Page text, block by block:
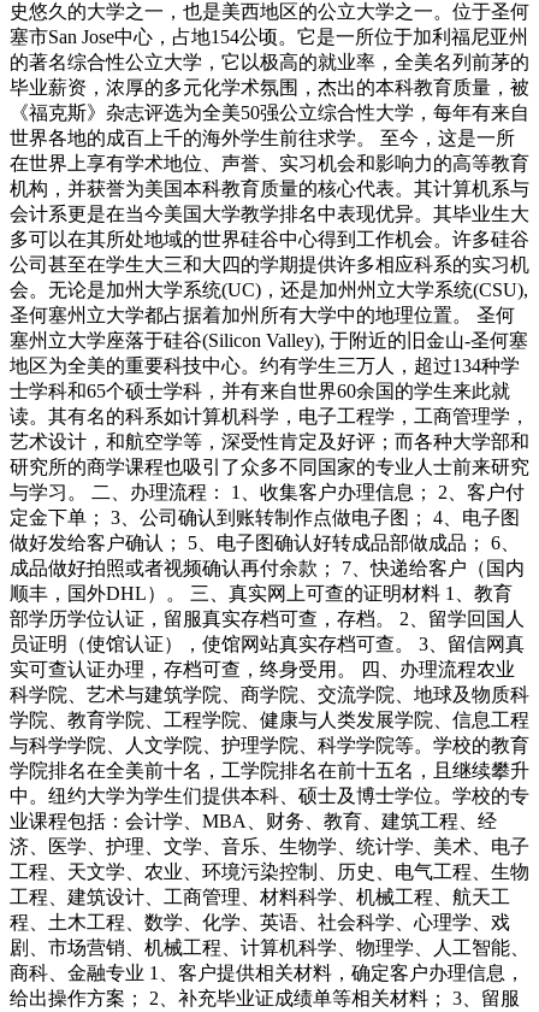
史悠久的大学之一，也是美西地区的公立大学之一。位于圣何
塞市San Jose中心，占地154公顷。它是一所位于加利福尼亚州
的著名综合性公立大学，它以极高的就业率，全美名列前茅的
毕业薪资，浓厚的多元化学术氛围，杰出的本科教育质量，被
《福克斯》杂志评选为全美50强公立综合性大学，每年有来自
世界各地的成百上千的海外学生前往求学。 至今，这是一所
在世界上享有学术地位、声誉、实习机会和影响力的高等教育
机构，并获誉为美国本科教育质量的核心代表。其计算机系与
会计系更是在当今美国大学教学排名中表现优异。其毕业生大
多可以在其所处地域的世界硅谷中心得到工作机会。许多硅谷
公司甚至在学生大三和大四的学期提供许多相应科系的实习机
会。无论是加州大学系统(UC)，还是加州州立大学系统(CSU),
圣何塞州立大学都占据着加州所有大学中的地理位置。 圣何
塞州立大学座落于硅谷(Silicon Valley), 于附近的旧金山-圣何塞
地区为全美的重要科技中心。约有学生三万人，超过134种学
士学科和65个硕士学科，并有来自世界60余国的学生来此就
读。其有名的科系如计算机科学，电子工程学，工商管理学，
艺术设计，和航空学等，深受性肯定及好评；而各种大学部和
研究所的商学课程也吸引了众多不同国家的专业人士前来研究
与学习。 二、办理流程： 1、收集客户办理信息； 2、客户付
定金下单； 3、公司确认到账转制作点做电子图； 4、电子图
做好发给客户确认； 5、电子图确认好转成品部做成品； 6、
成品做好拍照或者视频确认再付余款； 7、快递给客户（国内
顺丰，国外DHL）。 三、真实网上可查的证明材料 1、教育
部学历学位认证，留服真实存档可查，存档。 2、留学回国人
员证明（使馆认证），使馆网站真实存档可查。 3、留信网真
实可查认证办理，存档可查，终身受用。 四、办理流程农业
科学院、艺术与建筑学院、商学院、交流学院、地球及物质科
学院、教育学院、工程学院、健康与人类发展学院、信息工程
与科学学院、人文学院、护理学院、科学学院等。学校的教育
学院排名在全美前十名，工学院排名在前十五名，且继续攀升
中。纽约大学为学生们提供本科、硕士及博士学位。学校的专
业课程包括：会计学、MBA、财务、教育、建筑工程、经
济、医学、护理、文学、音乐、生物学、统计学、美术、电子
工程、天文学、农业、环境污染控制、历史、电气工程、生物
工程、建筑设计、工商管理、材料科学、机械工程、航天工
程、土木工程、数学、化学、英语、社会科学、心理学、戏
剧、市场营销、机械工程、计算机科学、物理学、人工智能、
商科、金融专业 1、客户提供相关材料，确定客户办理信息，
给出操作方案； 2、补充毕业证成绩单等相关材料； 3、留服